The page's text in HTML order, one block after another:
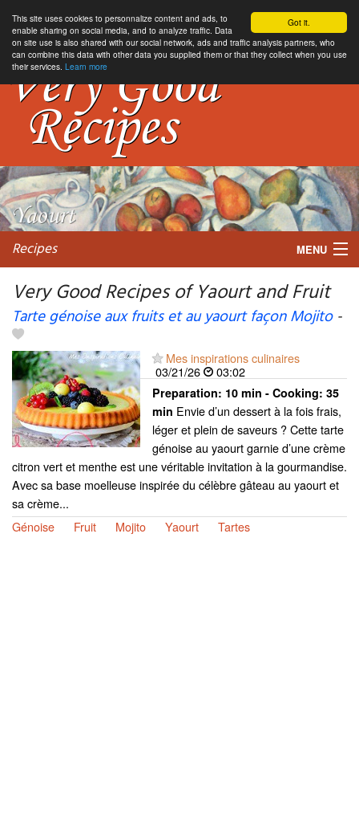
Got it.
This site uses cookies to personnalize content and ads, to
enable sharing on social media, and to analyze traffic. Data
on site use is also shared with our social network, ads and traffic analysis partners, who
can combine this data with other data you supplied them or that they collect when you use
their services. Learn more
Recipes MENU
My favorite blogs
Very Good Recipes of Yaourt and Fruit
Tarte génoise aux fruits et au yaourt façon Mojito-
Mes inspirations culinaires
03/21/26
03:02
Preparation: 10 min - Cooking: 35
min Envie d’un dessert à la fois frais,
léger et plein de saveurs ? Cette tarte
génoise au yaourt garnie d’une crème
citron vert et menthe est une véritable invitation à la gourmandise.
Avec sa base moelleuse inspirée du célèbre gâteau au yaourt et
sa crème...
Génoise
Fruit Mojito Yaourt Tartes